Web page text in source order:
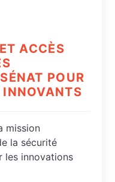
ACCÈS
POUR
mission
la sécurité
les innovations